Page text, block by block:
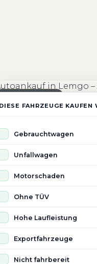
DIESE FAHRZEUGE KAUFEN
Gebrauchtwagen
Unfallwagen
Motorschaden
Ohne TÜV
Hohe Laufleistung
Exportfahrzeuge
Nicht fahrbereit